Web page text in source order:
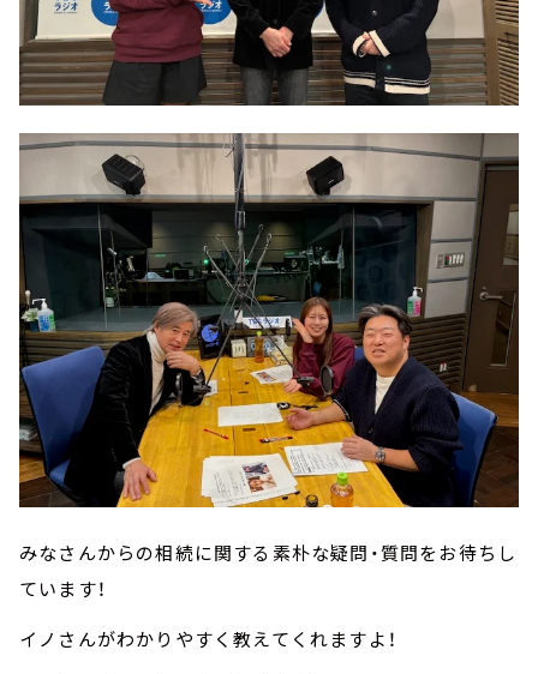
みなさんからの相続に関する素朴な疑問・質問をお待ちし
ています！
イノさんがわかりやすく教えてくれますよ！